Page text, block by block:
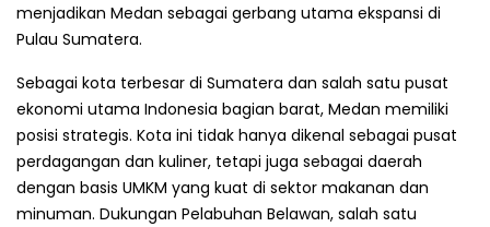
menjadikan Medan sebagai gerbang utama ekspansi di
Pulau Sumatera.
Sebagai kota terbesar di Sumatera dan salah satu pusat
ekonomi utama Indonesia bagian barat, Medan memiliki
posisi strategis. Kota ini tidak hanya dikenal sebagai pusat
perdagangan dan kuliner, tetapi juga sebagai daerah
dengan basis UMKM yang kuat di sektor makanan dan
minuman. Dukungan Pelabuhan Belawan, salah satu